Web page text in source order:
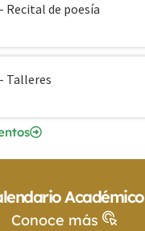
Recital de poesía
Talleres
Académico
Conoce más